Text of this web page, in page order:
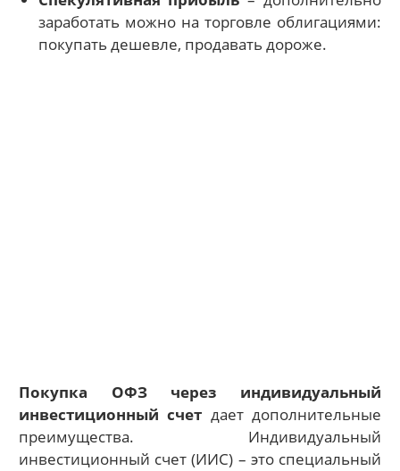
заработать можно на торговле облигациями:
покупать дешевле, продавать дороже.
Покупка ОФЗ через индивидуальный
инвестиционный счет дает дополнительные
преимущества. Индивидуальный
инвестиционный счет (ИИС) – это специальный